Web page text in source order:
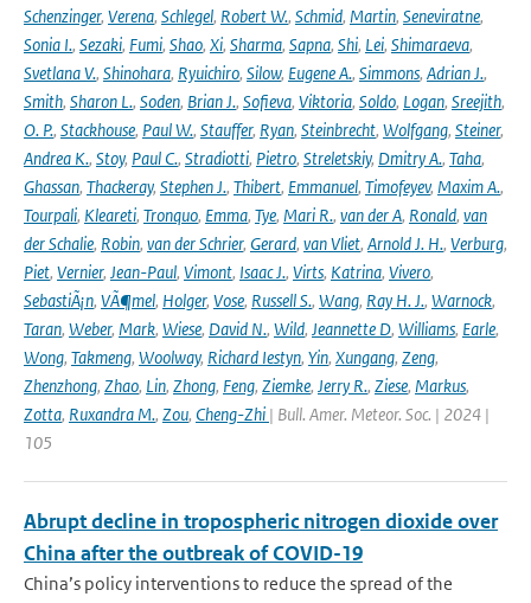
Schenzinger, Verena, Schlegel, Robert W., Schmid, Martin, Seneviratne,
Sonia I., Sezaki, Fumi, Shao, Xi, Sharma, Sapna, Shi, Lei, Shimaraeva,
Svetlana V., Shinohara, Ryuichiro, Silow, Eugene A., Simmons, Adrian J.,
Smith, Sharon L., Soden, Brian J., Sofieva, Viktoria, Soldo, Logan, Sreejith,
O. P., Stackhouse, Paul W., Stauffer, Ryan, Steinbrecht, Wolfgang, Steiner,
Andrea K., Stoy, Paul C., Stradiotti, Pietro, Streletskiy, Dmitry A., Taha,
Ghassan, Thackeray, Stephen J., Thibert, Emmanuel, Timofeyev, Maxim A.,
Tourpali, Kleareti, Tronquo, Emma, Tye, Mari R., van der A, Ronald, van
der Schalie, Robin, van der Schrier, Gerard, van Vliet, Arnold J. H., Verburg,
Piet, Vernier, Jean-Paul, Vimont, Isaac J., Virts, Katrina, Vivero,
SebastiÃ¡n, VÃ¶mel, Holger, Vose, Russell S., Wang, Ray H. J., Warnock,
Taran, Weber, Mark, Wiese, David N., Wild, Jeannette D, Williams, Earle,
Wong, Takmeng, Woolway, Richard Iestyn, Yin, Xungang, Zeng,
Zhenzhong, Zhao, Lin, Zhong, Feng, Ziemke, Jerry R., Ziese, Markus,
Zotta, Ruxandra M., Zou, Cheng-Zhi | Bull. Amer. Meteor. Soc. | 2024 |
105
Abrupt decline in tropospheric nitrogen dioxide over
China after the outbreak of COVID-19
China’s policy interventions to reduce the spread of the